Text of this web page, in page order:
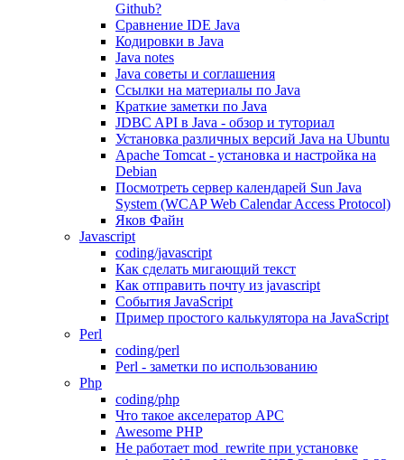
Github?
Сравнение IDE Java
Кодировки в Java
Java notes
Java советы и соглашения
Ссылки на материалы по Java
Краткие заметки по Java
JDBC API в Java - обзор и туториал
Установка различных версий Java на Ubuntu
Apache Tomcat - установка и настройка на
Debian
Посмотреть сервер календарей Sun Java
System (WCAP Web Calendar Access Protocol)
Яков Файн
Javascript
coding/javascript
Как сделать мигающий текст
Как отправить почту из javascript
События JavaScript
Пример простого калькулятора на JavaScript
Perl
coding/perl
Perl - заметки по использованию
Php
coding/php
Что такое акселератор APC
Awesome PHP
Не работает mod_rewrite при установке